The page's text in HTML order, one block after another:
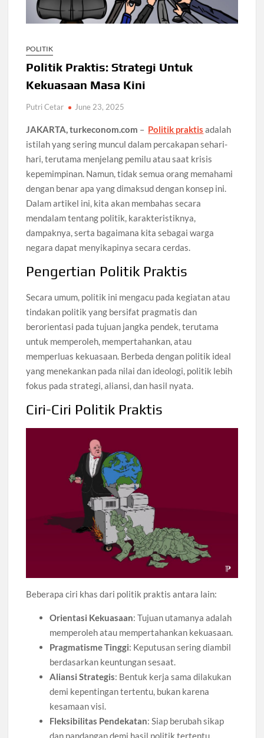
POLITIK
Politik Praktis: Strategi Untuk
Kekuasaan Masa Kini
Putri Cetar June 23, 2025
JAKARTA, turkeconom.com – Politik praktis adalah
istilah yang sering muncul dalam percakapan sehari-
hari, terutama menjelang pemilu atau saat krisis
kepemimpinan. Namun, tidak semua orang memahami
dengan benar apa yang dimaksud dengan konsep ini.
Dalam artikel ini, kita akan membahas secara
mendalam tentang politik, karakteristiknya,
dampaknya, serta bagaimana kita sebagai warga
negara dapat menyikapinya secara cerdas.
Pengertian Politik Praktis
Secara umum, politik ini mengacu pada kegiatan atau
tindakan politik yang bersifat pragmatis dan
berorientasi pada tujuan jangka pendek, terutama
untuk memperoleh, mempertahankan, atau
memperluas kekuasaan. Berbeda dengan politik ideal
yang menekankan pada nilai dan ideologi, politik lebih
fokus pada strategi, aliansi, dan hasil nyata.
Ciri-Ciri Politik Praktis
Beberapa ciri khas dari politik praktis antara lain:
Orientasi Kekuasaan: Tujuan utamanya adalah
memperoleh atau mempertahankan kekuasaan.
Pragmatisme Tinggi: Keputusan sering diambil
berdasarkan keuntungan sesaat.
Aliansi Strategis: Bentuk kerja sama dilakukan
demi kepentingan tertentu, bukan karena
kesamaan visi.
Fleksibilitas Pendekatan: Siap berubah sikap
dan pandangan demi hasil politik tertentu.